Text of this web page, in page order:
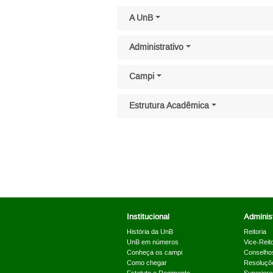
A UnB
Administrativo
Campi
Estrutura Acadêmica
Institucional
História da UnB
UnB em números
Conheça os campi
Como chegar
Reitoria
Vice-